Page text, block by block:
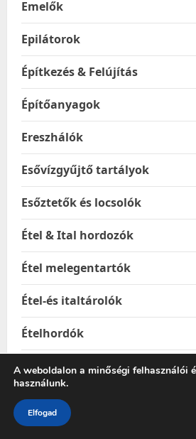
Emelők
Epilátorok
Építkezés & Felújítás
Építőanyagok
Ereszhálók
Esővízgyűjtő tartályok
Esőztetők és locsolók
Étel & Ital hordozók
Étel melegentartók
Étel-és italtárolók
Ételhordók
Ételtakaró búrák
Ételtárolás
Ételtárolók
A weboldalon a minőségi felhasználói
használunk.
Elfogad